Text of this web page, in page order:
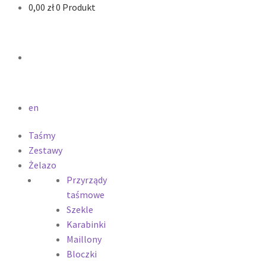
0,00 zł0 Produkt
en
Taśmy
Zestawy
Żelazo
Przyrządy
taśmowe
Szekle
Karabinki
Maillony
Bloczki